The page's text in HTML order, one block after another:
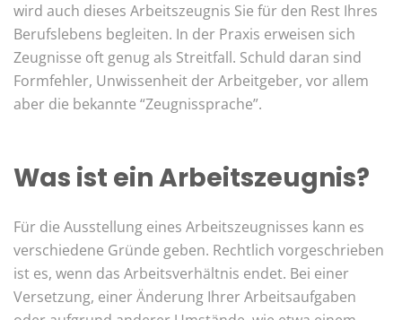
wird auch dieses Arbeitszeugnis Sie für den Rest Ihres
Berufslebens begleiten. In der Praxis erweisen sich
Zeugnisse oft genug als Streitfall. Schuld daran sind
Formfehler, Unwissenheit der Arbeitgeber, vor allem
aber die bekannte “Zeugnissprache”.
Was ist ein Arbeitszeugnis?
Für die Ausstellung eines Arbeitszeugnisses kann es
verschiedene Gründe geben. Rechtlich vorgeschrieben
ist es, wenn das Arbeitsverhältnis endet. Bei einer
Versetzung, einer Änderung Ihrer Arbeitsaufgaben